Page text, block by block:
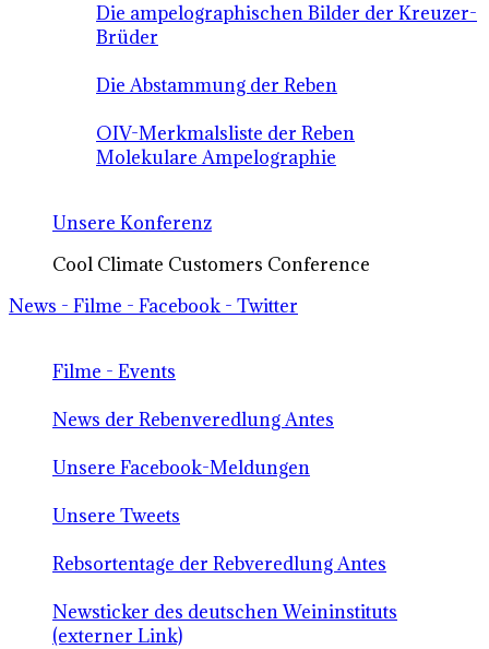
Die ampelographischen Bilder der Kreuzer-
Brüder
Die Abstammung der Reben
OIV-Merkmalsliste der Reben
Molekulare Ampelographie
Unsere Konferenz
Cool Climate Customers Conference
News - Filme - Facebook - Twitter
Filme - Events
News der Rebenveredlung Antes
Unsere Facebook-Meldungen
Unsere Tweets
Rebsortentage der Rebveredlung Antes
Newsticker des deutschen Weininstituts
(externer Link)